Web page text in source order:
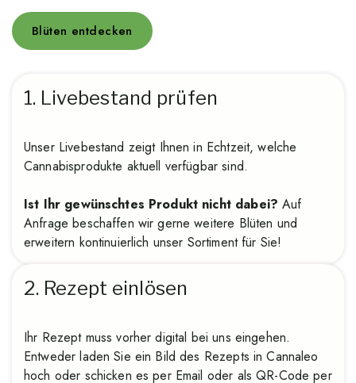
Blüten entdecken
1. Livebestand prüfen
Unser Livebestand zeigt Ihnen in Echtzeit, welche
Cannabisprodukte aktuell verfügbar sind.
Ist Ihr gewünschtes Produkt nicht dabei? Auf
Anfrage beschaffen wir gerne weitere Blüten und
erweitern kontinuierlich unser Sortiment für Sie!
2. Rezept einlösen
Ihr Rezept muss vorher digital bei uns eingehen.
Entweder laden Sie ein Bild des Rezepts in Cannaleo
hoch oder schicken es per Email oder als QR-Code per